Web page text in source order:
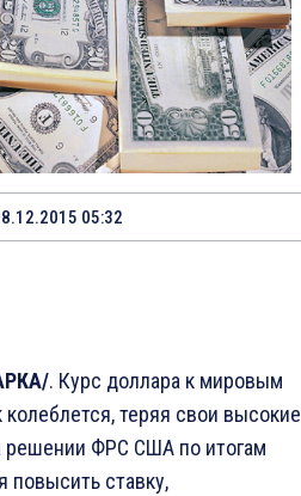
05:32
. Курс доллара к мировым
теряя свои высокие
решении ФРС США по итогам
повысить ставку,